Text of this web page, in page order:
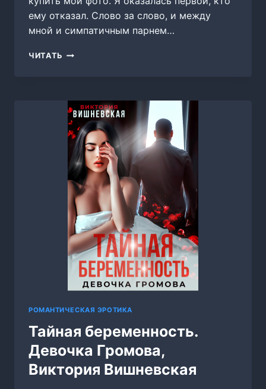
ему отказал. Слово за слово, и между
мной и симпатичным парнем…
ЧИТАТЬ ЛЮБОВЬ
РОМАНТИЧЕСКАЯ ЭРОТИКА
Тайная беременность.
Девочка Громова,
Виктория Вишневская